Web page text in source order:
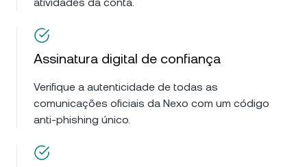
atividades da conta.
Assinatura digital de confiança
Verifique a autenticidade de todas as
comunicações oficiais da Nexo com um código
anti-phishing único.